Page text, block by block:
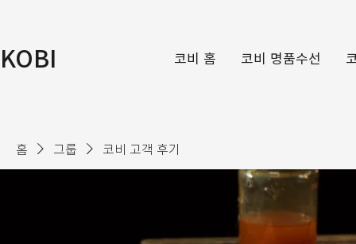
KOBI 코비 홈 코비 명품수선
홈 그룹 코비 고객 후기